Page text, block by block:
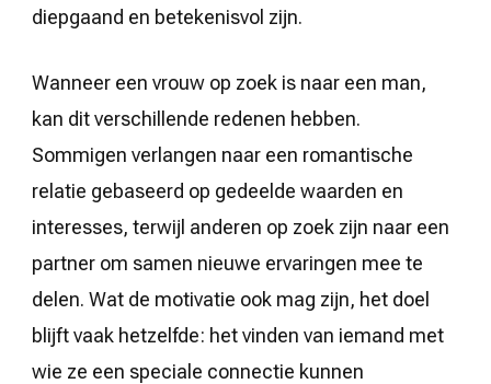
diepgaand en betekenisvol zijn.
Wanneer een vrouw op zoek is naar een man,
kan dit verschillende redenen hebben.
Sommigen verlangen naar een romantische
relatie gebaseerd op gedeelde waarden en
interesses, terwijl anderen op zoek zijn naar een
partner om samen nieuwe ervaringen mee te
delen. Wat de motivatie ook mag zijn, het doel
blijft vaak hetzelfde: het vinden van iemand met
wie ze een speciale connectie kunnen